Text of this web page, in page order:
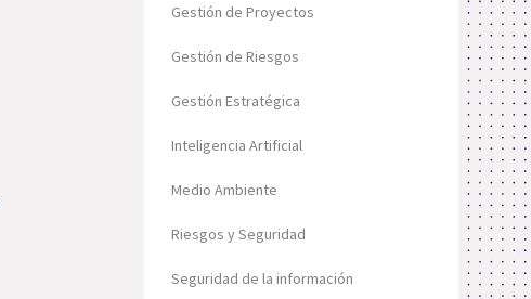
Gestión de Proyectos
Gestión de Riesgos
Gestión Estratégica
Inteligencia Artificial
Medio Ambiente
Riesgos y Seguridad
Seguridad de la información